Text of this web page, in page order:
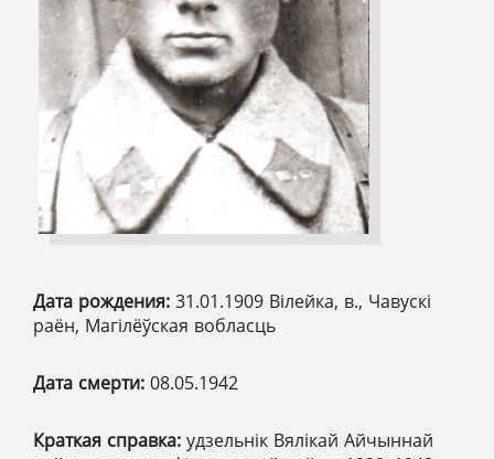
Дата рождения: 31.01.1909 Вілейка, в., Чавускі
раён, Магілёўская вобласць
Дата смерти: 08.05.1942
Краткая справка: удзельнік Вялікай Айчыннай